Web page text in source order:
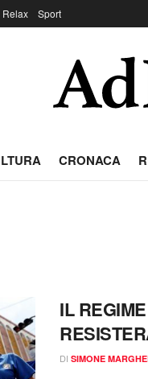
Relax Sport
CRONACA
IL
DI SIMONE